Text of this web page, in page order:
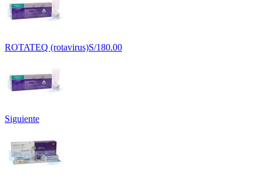
ROTATEQ (rotavirus)S/180.00
Siguiente